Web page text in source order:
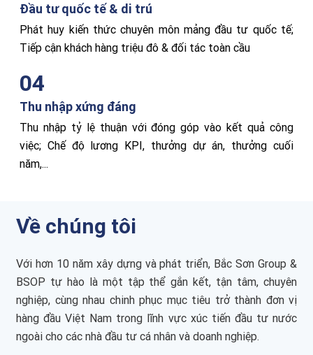
Đầu tư quốc tế & di trú
Phát huy kiến thức chuyên môn mảng đầu tư quốc tế;
Tiếp cận khách hàng triệu đô & đối tác toàn cầu
04
Thu nhập xứng đáng
Thu nhập tỷ lệ thuận với đóng góp vào kết quả công
việc; Chế độ lương KPI, thưởng dự án, thưởng cuối
năm,...
Về chúng tôi
Với hơn 10 năm xây dựng và phát triển, Bắc Sơn Group &
BSOP tự hào là một tập thể gắn kết, tận tâm, chuyên
nghiệp, cùng nhau chinh phục mục tiêu trở thành đơn vị
hàng đầu Việt Nam trong lĩnh vực xúc tiến đầu tư nước
ngoài cho các nhà đầu tư cá nhân và doanh nghiệp.